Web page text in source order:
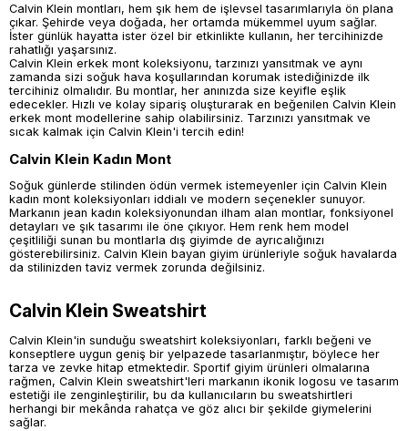
Calvin Klein montları, hem şık hem de işlevsel tasarımlarıyla ön plana
çıkar. Şehirde veya doğada, her ortamda mükemmel uyum sağlar.
İster günlük hayatta ister özel bir etkinlikte kullanın, her tercihinizde
rahatlığı yaşarsınız.
Calvin Klein erkek mont koleksiyonu, tarzınızı yansıtmak ve aynı
zamanda sizi soğuk hava koşullarından korumak istediğinizde ilk
tercihiniz olmalıdır. Bu montlar, her anınızda size keyifle eşlik
edecekler. Hızlı ve kolay sipariş oluşturarak en beğenilen Calvin Klein
erkek mont modellerine sahip olabilirsiniz. Tarzınızı yansıtmak ve
sıcak kalmak için Calvin Klein'i tercih edin!
Calvin Klein Kadın Mont
Soğuk günlerde stilinden ödün vermek istemeyenler için Calvin Klein
kadın mont koleksiyonları iddialı ve modern seçenekler sunuyor.
Markanın jean kadın koleksiyonundan ilham alan montlar, fonksiyonel
detayları ve şık tasarımı ile öne çıkıyor. Hem renk hem model
çeşitliliği sunan bu montlarla dış giyimde de ayrıcalığınızı
gösterebilirsiniz. Calvin Klein bayan giyim ürünleriyle soğuk havalarda
da stilinizden taviz vermek zorunda değilsiniz.
Calvin Klein Sweatshirt
Calvin Klein'in sunduğu sweatshirt koleksiyonları, farklı beğeni ve
konseptlere uygun geniş bir yelpazede tasarlanmıştır, böylece her
tarza ve zevke hitap etmektedir. Sportif giyim ürünleri olmalarına
rağmen, Calvin Klein sweatshirt'leri markanın ikonik logosu ve tasarım
estetiği ile zenginleştirilir, bu da kullanıcıların bu sweatshirtleri
herhangi bir mekânda rahatça ve göz alıcı bir şekilde giymelerini
sağlar.